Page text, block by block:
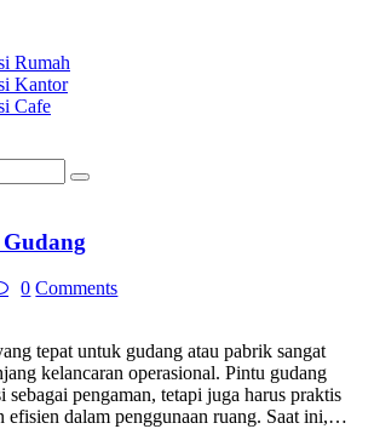
Rumah
Kantor
Cafe
0 Comments
tepat untuk gudang atau pabrik sangat
kelancaran operasional. Pintu gudang
sebagai pengaman, tetapi juga harus praktis
efisien dalam penggunaan ruang. Saat ini,…